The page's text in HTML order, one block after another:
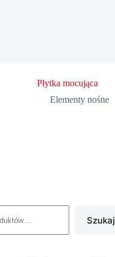
Płytka mocująca
Elementy nośne
Szukaj